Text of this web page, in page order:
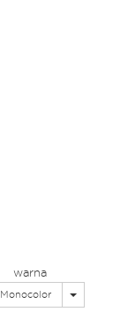
warna
Monocolor Toggle